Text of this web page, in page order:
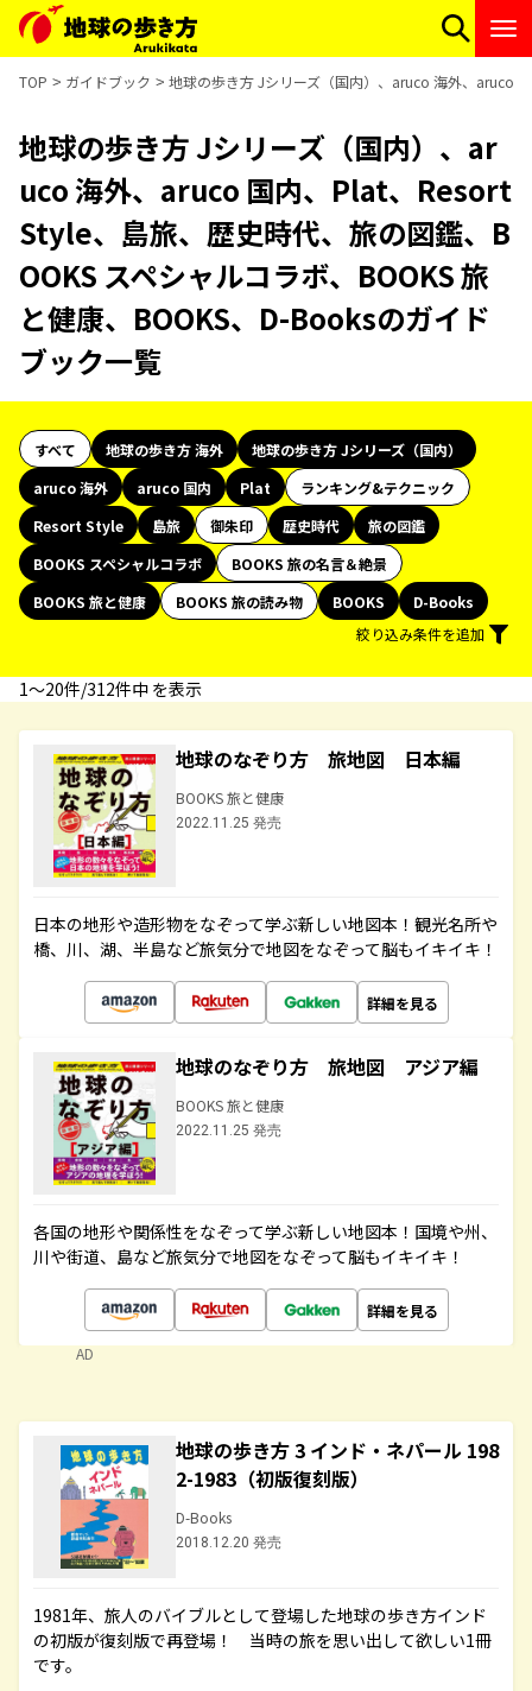
TOP ガイドブック 地球の歩き方 Jシリーズ（国内）、aruco 海外、aruco
地球の歩き方 Jシリーズ（国内）、ar
uco 海外、aruco 国内、Plat、Resort
Style、島旅、歴史時代、旅の図鑑、B
OOKS スペシャルコラボ、BOOKS 旅
と健康、BOOKS、D-Booksのガイド
ブック一覧
すべて 地球の歩き方 海外
地球の歩き方 Jシリーズ（国内）
aruco 海外
aruco 国内 Plat
ランキング&テクニック
Resort Style
島旅 御朱印 歴史時代
旅の図鑑
BOOKS スペシャルコラボ
BOOKS 旅の名言＆絶景
BOOKS 旅と健康
BOOKS 旅の読み物 BOOKS
D-Books
絞り込み条件を追加
1〜20件/312件中 を表示
地球のなぞり方 旅地図 日本編
BOOKS 旅と健康
2022.11.25 発売
日本の地形や造形物をなぞって学ぶ新しい地図本！観光名所や
橋、川、湖、半島など旅気分で地図をなぞって脳もイキイキ！
詳細を見る
地球のなぞり方 旅地図 アジア編
BOOKS 旅と健康
2022.11.25 発売
各国の地形や関係性をなぞって学ぶ新しい地図本！国境や州、
川や街道、島など旅気分で地図をなぞって脳もイキイキ！
詳細を見る
AD
地球の歩き方 3 インド・ネパール 198
2-1983（初版復刻版）
D-Books
2018.12.20 発売
1981年、旅人のバイブルとして登場した地球の歩き方インド
の初版が復刻版で再登場！ 当時の旅を思い出して欲しい1冊
です。